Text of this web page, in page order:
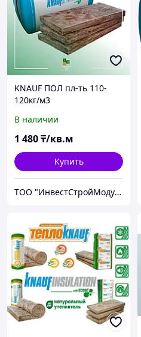
KNAUF ПОЛ пл-ть 110-
120кг/м3
В наличии
1 480₸/кв.м
Купить
ТОО "ИнвестСтройМодуль-2030"